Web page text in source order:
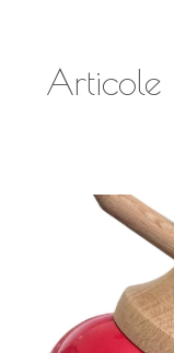
Articole